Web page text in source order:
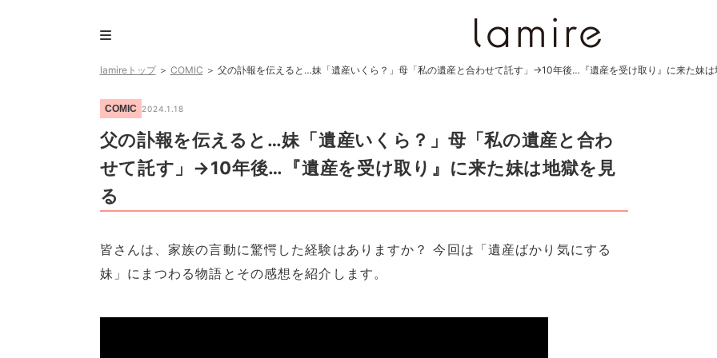
lamireトップ＞ COMIC ＞ 父の訃報を伝えると…妹「遺産いくら？」母「私の遺産と合わせて託す」→10年後…『遺産を受け取り』に来た妹は
COMIC 2024.1.18
父の訃報を伝えると…妹「遺産いくら？」母「私の遺産と合わ
せて託す」→10年後…『遺産を受け取り』に来た妹は地獄を見
る
皆さんは、家族の言動に驚愕した経験はありますか？ 今回は「遺産ばかり気にする
妹」にまつわる物語とその感想を紹介します。